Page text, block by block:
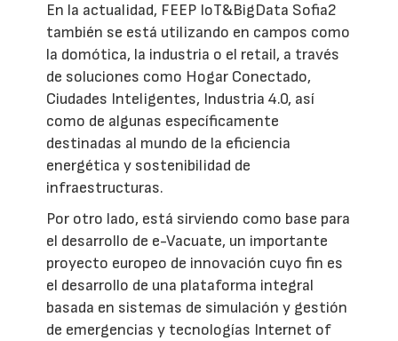
En la actualidad, FEEP IoT&BigData Sofia2
también se está utilizando en campos como
la domótica, la industria o el retail, a través
de soluciones como Hogar Conectado,
Ciudades Inteligentes, Industria 4.0, así
como de algunas específicamente
destinadas al mundo de la eficiencia
energética y sostenibilidad de
infraestructuras.
Por otro lado, está sirviendo como base para
el desarrollo de e-Vacuate, un importante
proyecto europeo de innovación cuyo fin es
el desarrollo de una plataforma integral
basada en sistemas de simulación y gestión
de emergencias y tecnologías Internet of